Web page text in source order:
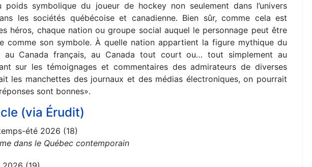
symbolique du joueur de hockey non seulement dans l’univers
les sociétés québécoise et canadienne. Bien sûr, comme cela est
héros, chaque nation ou groupe social auquel le personnage peut être
comme son symbole. À quelle nation appartient la figure mythique du
au Canada français, au Canada tout court ou… tout simplement au
sur les témoignages et commentaires des admirateurs de diverses
les manchettes des journaux et des médias électroniques, on pourrait
sont bonnes».
(via Érudit)
été 2026 (18)
dans le Québec contemporain